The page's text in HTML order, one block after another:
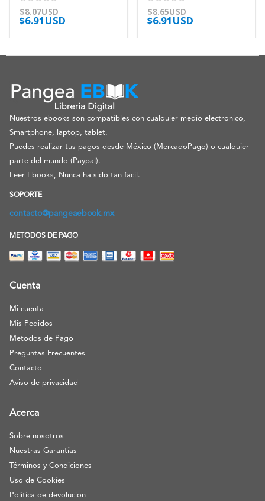
0out of 5
$8.07USD
$6.91USD
0out of 5
$8.65USD
$6.91USD
Nuestros ebooks son compatibles con cualquier medio electronico,
Smartphone, laptop, tablet.
Puedes realizar tus pagos desde México (MercadoPago) o cualquier
parte del mundo (Paypal).
Leer Ebooks, Nunca ha sido tan facil.
SOPORTE
contacto@pangeaebook.mx
METODOS DE PAGO
Cuenta
Mi cuenta
Mis Pedidos
Metodos de Pago
Preguntas Frecuentes
Contacto
Aviso de privacidad
Acerca
Sobre nosotros
Nuestras Garantías
Términos y Condiciones
Uso de Cookies
Politica de devolucion